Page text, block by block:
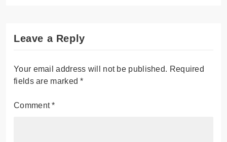
Leave a Reply
Your email address will not be published. Required
fields are marked*
Comment*